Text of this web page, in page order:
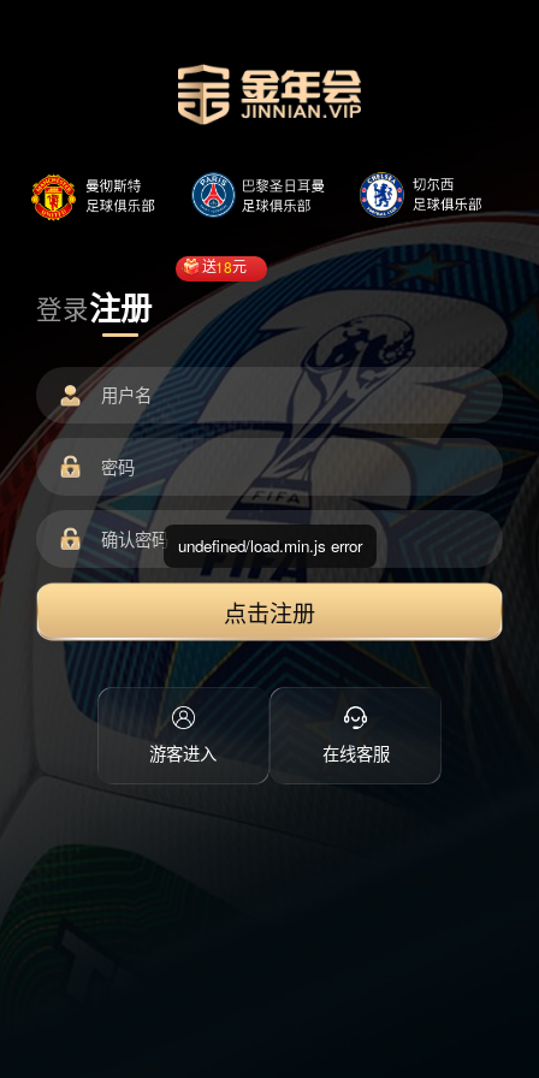
登录注册
送18元
点击注册
游客进入 在线客服
undefined/load.min.js error